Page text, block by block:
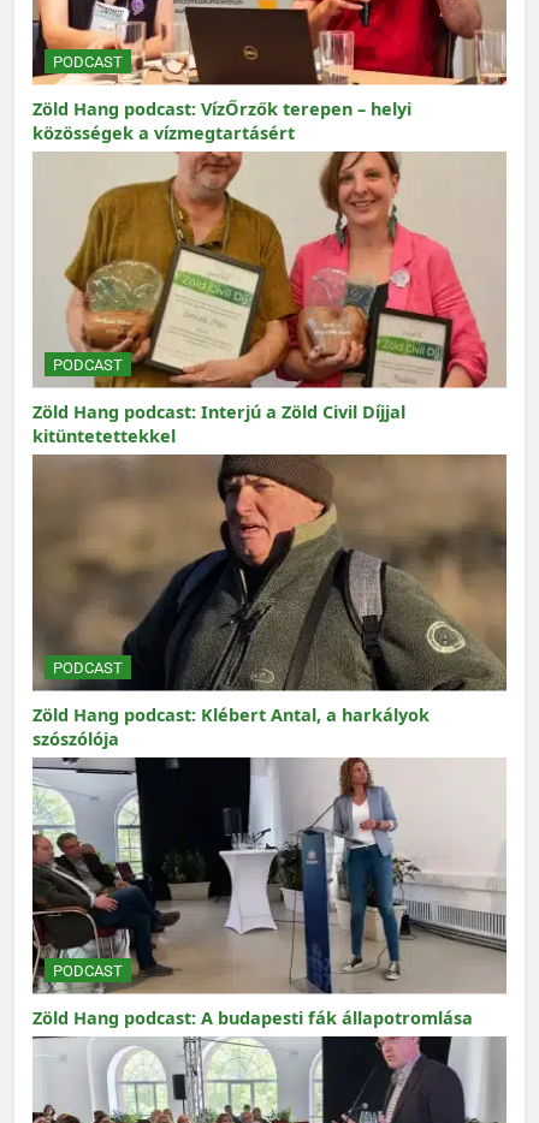
PODCAST
Zöld Hang podcast: VízŐrzők terepen – helyi
közösségek a vízmegtartásért
PODCAST
Zöld Hang podcast: Interjú a Zöld Civil Díjjal
kitüntetettekkel
PODCAST
Zöld Hang podcast: Klébert Antal, a harkályok
szószólója
PODCAST
Zöld Hang podcast: A budapesti fák állapotromlása